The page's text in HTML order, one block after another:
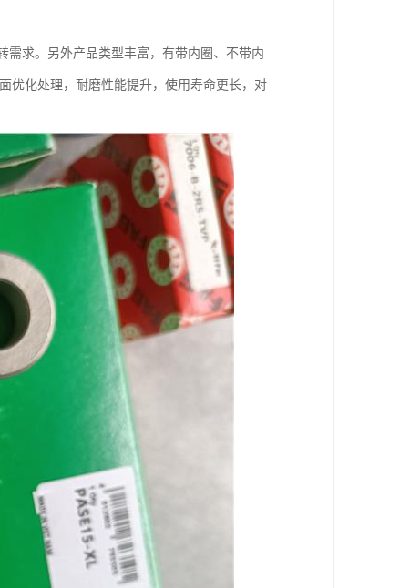
求。另外产品类型丰富，有带内圈、不带内
优化处理，耐磨性能提升，使用寿命更长，对